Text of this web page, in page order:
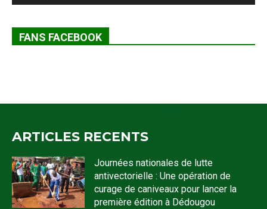
FANS FACEBOOK
ARTICLES RECENTS
Journées nationales de lutte
antivectorielle : Une opération de
curage de caniveaux pour lancer la
première édition à Dédougou